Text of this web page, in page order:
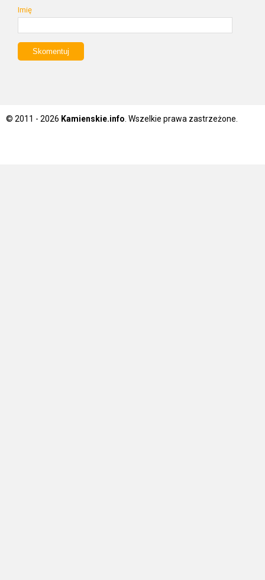
Imię
© 2011 - 2026 Kamienskie.info . Wszelkie prawa zastrzeżone.